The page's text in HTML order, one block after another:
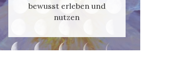
bewusst erleben und
nutzen